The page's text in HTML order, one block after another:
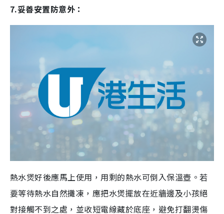
7.妥善安置防意外：
熱水煲好後應馬上使用，用剩的熱水可倒入保溫壺。若
要等待熱水自然攤凍，應把水煲擺放在近牆邊及小孩絕
對接觸不到之處 ，並收短電線藏於底座，避免打翻燙傷